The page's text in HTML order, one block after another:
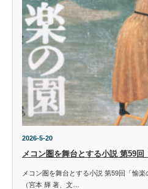
2026-5-20
メコン圏を舞台とする小説 第59回
メコン圏を舞台とする小説 第59回「愉楽
（宮本 輝 著、文…